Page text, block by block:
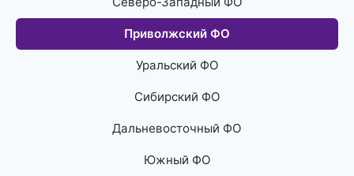
Приволжский ФО
Уральский ФО
Сибирский ФО
Дальневосточный ФО
Южный ФО